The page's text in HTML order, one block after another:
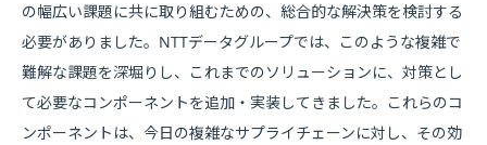
の幅広い課題に共に取り組むための、総合的な解決策を検討する
必要がありました。NTTデータグループでは、このような複雑で
難解な課題を深堀りし、これまでのソリューションに、対策とし
て必要なコンポーネントを追加・実装してきました。これらのコ
ンポーネントは、今日の複雑なサプライチェーンに対し、その効